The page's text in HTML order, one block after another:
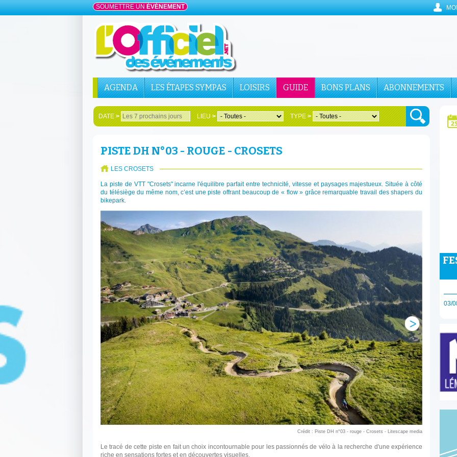
SOUMETTRE UN ÉVÉNEMENT
AGENDA LES ÉTAPES SYMPAS LOISIRS GUIDE BONS PLANS ABONNEMENTS
DATE> LIEU> TYPE>
PISTE DH N°03 - ROUGE - CROSETS
LES CROSETS
La piste de VTT "Crosets" incarne l'équilibre parfait entre technicité, vitesse et paysages majestueux. Située à côté
du télésiège du même nom, c’est une piste offrant beaucoup de « flow » grâce remarquable travail des shapers du
bikepark.
Crédit : Piste DH n°03 - rouge - Crosets - Litescape media
Le tracé de cette piste en fait un choix incontournable pour les passionnés de vélo à la recherche d'une expérience
riche en sensations fortes et en découvertes visuelles.
03/